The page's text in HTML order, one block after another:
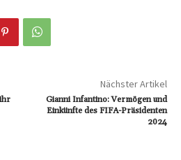
Nächster Artikel
Gianni Infantino: Vermögen und
Einkünfte des FIFA-Präsidenten
2024